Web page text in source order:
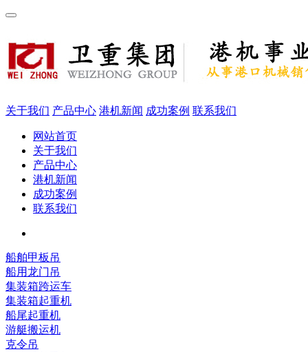
关于我们 产品中心 港机新闻 成功案例 联系我们
网站首页
关于我们
产品中心
港机新闻
成功案例
联系我们
船舶甲板吊
船用龙门吊
集装箱跨运车
集装箱起重机
船尾起重机
游艇搬运机
克令吊